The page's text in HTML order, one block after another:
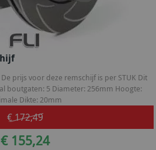
prijs voor deze remschijf is per STUK Dit
boutgaten: 5 Diameter: 256mm Hoogte:
Dikte: 20mm
€ 172,49
€ 155,24